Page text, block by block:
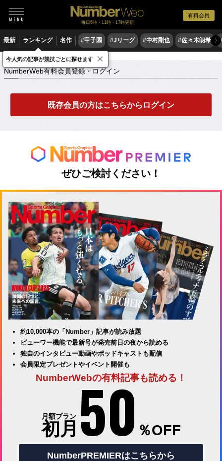
有料会員
毎日6時・11時・17時更新
最新 ランキング 名作 #甲子園 #Jリーグ #中村剛也 #佐々木朗希 〉
NumberWeb有料会員登録・ログイン
NumberWeb有料会員登録・ログイン
既存会員の方はこちらからログイン
ぜひご検討ください！
約10,000本の「Number」記事が読み放題
ビューワー機能で最新号が発売前日の夜から読める
独自のインタビュー動画やポッドキャストも配信
会員限定プレゼントやイベント開催も
NumberWebの有料記事も読める！
月額プラン
初月 50 ％OFF
NumberPREMIERはこちらから
今人気の記事が競技ごとに探せます ×